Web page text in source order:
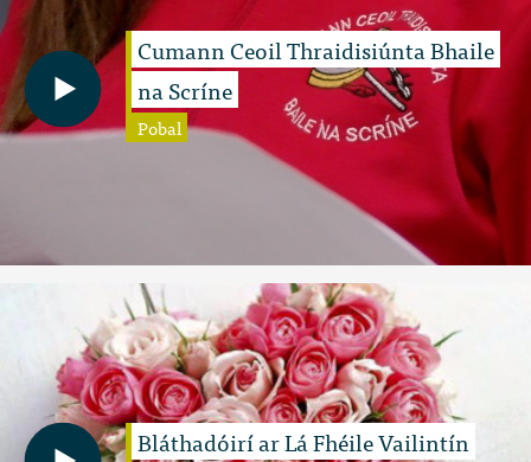
Cumann Ceoil Thraidisiúnta Bhaile
na Scríne
Pobal
Bláthadóirí ar Lá Fhéile Vailintín